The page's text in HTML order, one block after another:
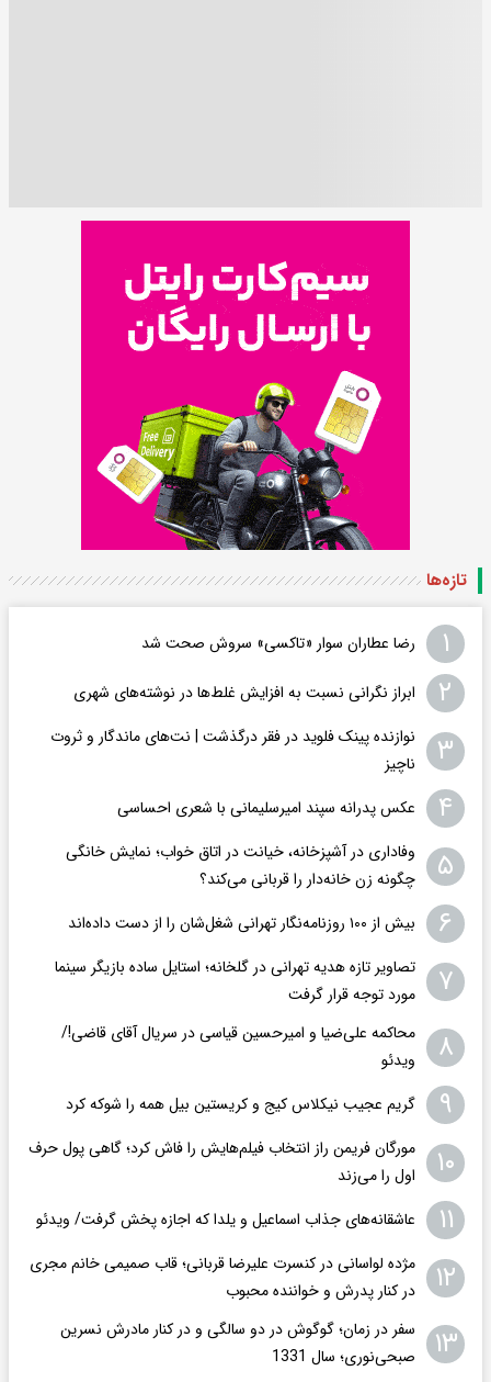
تازه‌ها
۱ رضا عطاران سوار «تاکسی» سروش صحت شد
۲ ابراز نگرانی نسبت به افزایش غلط‌ها در نوشته‌های شهری
۳
نوازنده پینک فلوید در فقر درگذشت | نت‌های ماندگار و ثروت
ناچیز
۴ عکس پدرانه سپند امیرسلیمانی با شعری احساسی
۵
وفاداری در آشپزخانه، خیانت در اتاق خواب؛ نمایش خانگی
چگونه زن خانه‌دار را قربانی می‌کند؟
۶ بیش از ۱۰۰ روزنامه‌نگار تهرانی شغل‌شان را از دست داده‌اند
۷
تصاویر تازه هدیه تهرانی در گلخانه؛ استایل ساده بازیگر سینما
مورد توجه قرار گرفت
۸
محاکمه علی‌ضیا و امیرحسین قیاسی در سریال آقای قاضی!/
ویدئو
۹ گریم عجیب نیکلاس کیج و کریستین بیل همه را شوکه کرد
۱۰
مورگان فریمن راز انتخاب فیلم‌هایش را فاش کرد؛ گاهی پول حرف
اول را می‌زند
۱۱ عاشقانه‌های جذاب اسماعیل و یلدا که اجازه پخش گرفت/ ویدئو
۱۲
مژده لواسانی در کنسرت علیرضا قربانی؛ قاب صمیمی خانم مجری
در کنار پدرش و خواننده محبوب
۱۳
سفر در زمان؛ گوگوش در دو سالگی و در کنار مادرش نسرین
صبحی‌نوری؛ سال 1331